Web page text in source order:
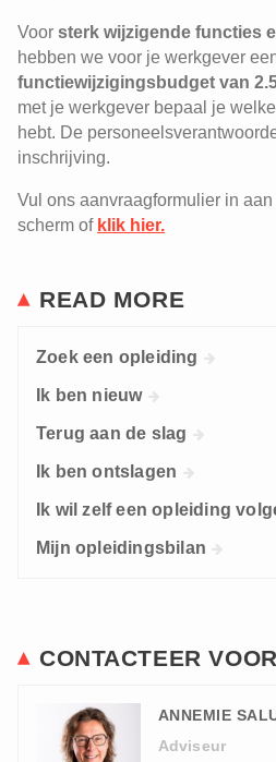
Voor sterk wijzigende functies
hebben we voor je werkgever
functiewijzigingsbudget van
met je werkgever bepaal je
hebt. De
inschrijving.
Vul ons aanvraagformulier in
scherm of klik hier.
READ MORE
Zoek een opleiding
Ik ben nieuw
Terug aan de slag
Ik ben ontslagen
Ik wil zelf een opleiding
Mijn opleidingsbilan
CONTACTEER
ANNEMIE
Adviseur